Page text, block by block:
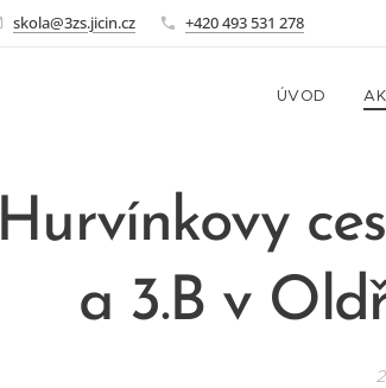
skola@3zs.jicin.cz +420 493 531 278
ÚVOD
Hurvínkovy
a 3.B v